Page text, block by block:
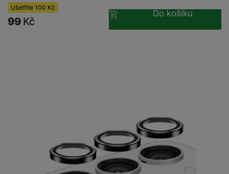
Ušetříte 100 Kč
99 Kč
Do košíku